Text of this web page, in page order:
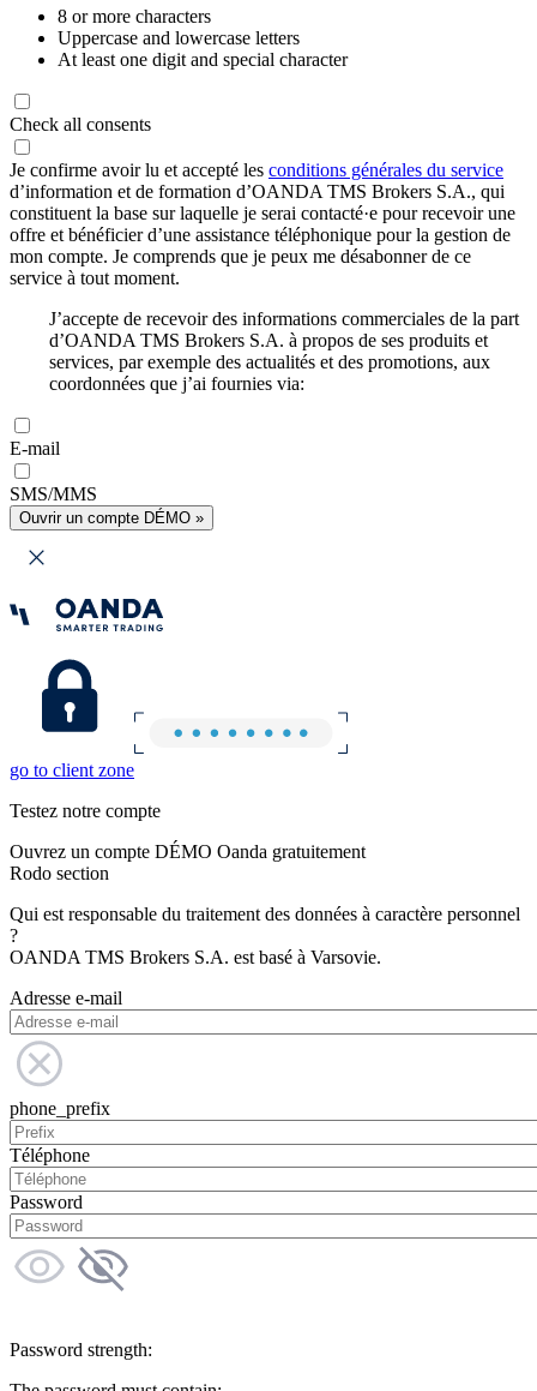
8 or more characters
Uppercase and lowercase letters
At least one digit and special character
Check all consents
Je confirme avoir lu et accepté les conditions générales du service
d’information et de formation d’OANDA TMS Brokers S.A., qui
constituent la base sur laquelle je serai contacté·e pour recevoir une
offre et bénéficier d’une assistance téléphonique pour la gestion de
mon compte. Je comprends que je peux me désabonner de ce
service à tout moment.
J’accepte de recevoir des informations commerciales de la part
d’OANDA TMS Brokers S.A. à propos de ses produits et
services, par exemple des actualités et des promotions, aux
coordonnées que j’ai fournies via:
E-mail
SMS/MMS
Ouvrir un compte DÉMO »
go to client zone
Testez notre compte
Ouvrez un compte DÉMO Oanda gratuitement
Rodo section
Qui est responsable du traitement des données à caractère personnel
?
OANDA TMS Brokers S.A. est basé à Varsovie.
Adresse e-mail
phone_prefix
Téléphone
Password
Password strength: